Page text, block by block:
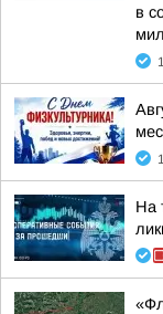
в
На